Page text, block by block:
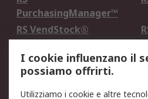
PurchasingManager™
RS VendStock®
Legale
I cookie influenzano il
possiamo offrirti.
Utilizziamo i cookie e altre